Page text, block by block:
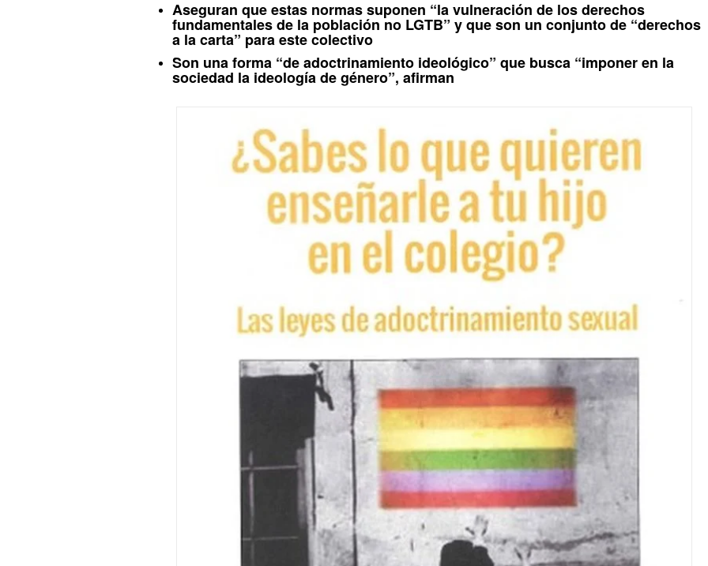
Aseguran que estas normas suponen “la vulneración de los derechos
fundamentales de la población no LGTB” y que son un conjunto de “derechos
a la carta” para este colectivo
Son una forma “de adoctrinamiento ideológico” que busca “imponer en la
sociedad la ideología de género”, afirman